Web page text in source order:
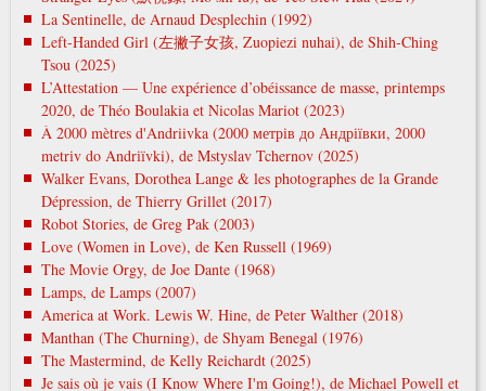
La Sentinelle, de Arnaud Desplechin (1992)
Left-Handed Girl (左撇子女孩, Zuopiezi nuhai), de Shih-Ching
Tsou (2025)
L’Attestation — Une expérience d’obéissance de masse, printemps
2020, de Théo Boulakia et Nicolas Mariot (2023)
À 2000 mètres d'Andriivka (2000 метрів до Андріївки, 2000
metrіv do Andrіїvki), de Mstyslav Tchernov (2025)
Walker Evans, Dorothea Lange & les photographes de la Grande
Dépression, de Thierry Grillet (2017)
Robot Stories, de Greg Pak (2003)
Love (Women in Love), de Ken Russell (1969)
The Movie Orgy, de Joe Dante (1968)
Lamps, de Lamps (2007)
America at Work. Lewis W. Hine, de Peter Walther (2018)
Manthan (The Churning), de Shyam Benegal (1976)
The Mastermind, de Kelly Reichardt (2025)
Je sais où je vais (I Know Where I'm Going!), de Michael Powell et